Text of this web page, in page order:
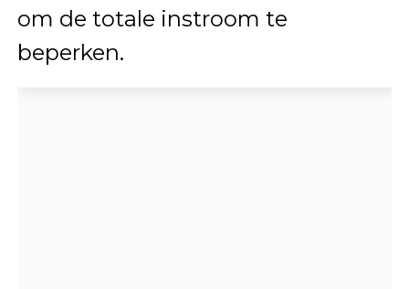
om de totale instroom te
beperken.